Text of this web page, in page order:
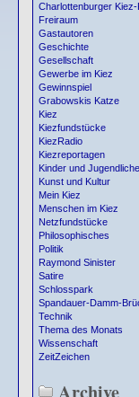
Charlottenburger Kiez-
Freiraum
Gastautoren
Geschichte
Gesellschaft
Gewerbe im Kiez
Gewinnspiel
Grabowskis Katze
Kiez
Kiezfundstücke
KiezRadio
Kiezreportagen
Kinder und Jugendliche
Kunst und Kultur
Mein Kiez
Menschen im Kiez
Netzfundstücke
Philosophisches
Politik
Raymond Sinister
Satire
Schlosspark
Spandauer-Damm-
Technik
Thema des Monats
Wissenschaft
ZeitZeichen